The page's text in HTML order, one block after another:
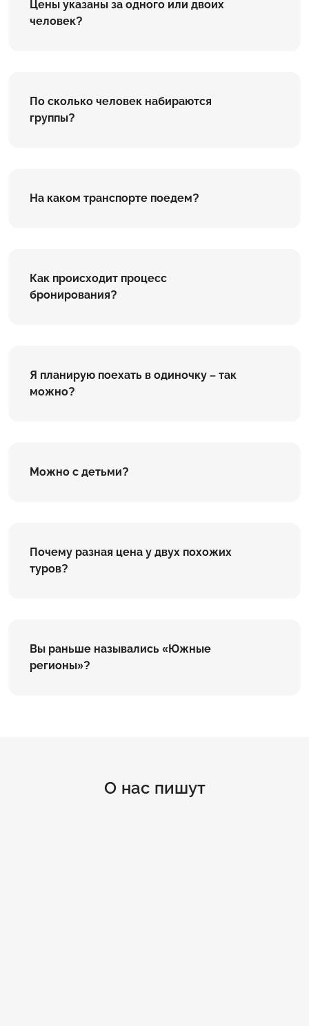
Цены указаны за одного или двоих
человек?
По сколько человек набираются
группы?
На каком транспорте поедем?
Как происходит процесс
бронирования?
Я планирую поехать в одиночку – так
можно?
Можно с детьми?
Почему разная цена у двух похожих
туров?
Вы раньше назывались «Южные
регионы»?
О нас пишут